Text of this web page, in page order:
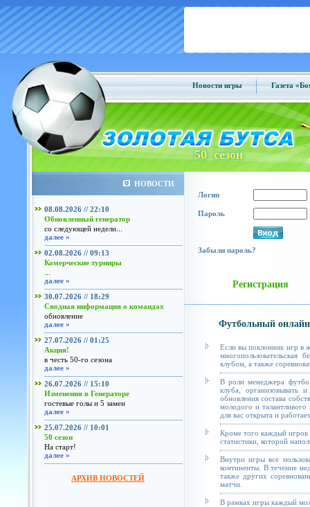
Новости игры Газета
50 сезон
НОВОСТИ
08.08.2026 // 22:10
Обновленный генератор
со следующей недели...
далее »
02.08.2026 // 09:13
Комерческие турниры
далее »
30.07.2026 // 18:29
Сводная информация о командах
обновление
далее »
27.07.2026 // 01:25
Акция!
в честь 50-го сезона
далее »
26.07.2026 // 15:10
Изменения в Генераторе
гостевые голы и 5 замен
далее »
25.07.2026 // 10:01
50 сезон
На старт!
далее »
АРХИВ НОВОСТЕЙ
Логин
Пароль
Забыли пароль?
Регистрация
Футбольный
Если вы поклонник игр в
клубом, а также
В роли менеджера
клуба, организовывать
обновления состава
молодого и талантливого
для вас открыта и
Кроме того каждый игрок
статистики, которой
Внутри игры все
континенты. В течение
также других
матчи.
В рамках игры каждый